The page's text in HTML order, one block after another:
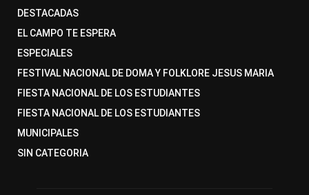
DESTACADAS
EL CAMPO TE ESPERA
ESPECIALES
FESTIVAL NACIONAL DE DOMA Y FOLKLORE JESUS MARIA
FIESTA NACIONAL DE LOS ESTUDIANTES
FIESTA NACIONAL DE LOS ESTUDIANTES
MUNICIPALES
SIN CATEGORIA